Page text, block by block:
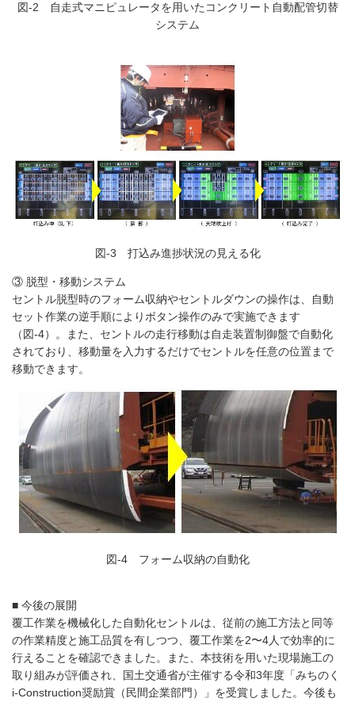
図-2 自走式マニピュレータを用いたコンクリート自動配管切替
システム
図-3 打込み進捗状況の見える化
③ 脱型・移動システム
セントル脱型時のフォーム収納やセントルダウンの操作は、自動
セット作業の逆手順によりボタン操作のみで実施できます
（図-4）。また、セントルの走行移動は自走装置制御盤で自動化
されており、移動量を入力するだけでセントルを任意の位置まで
移動できます。
図-4 フォーム収納の自動化
■ 今後の展開
覆工作業を機械化した自動化セントルは、従前の施工方法と同等
の作業精度と施工品質を有しつつ、覆工作業を2〜4人で効率的に
行えることを確認できました。また、本技術を用いた現場施工の
取り組みが評価され、国土交通省が主催する令和3年度「みちのく
i-Construction奨励賞（民間企業部門）」を受賞しました。今後も